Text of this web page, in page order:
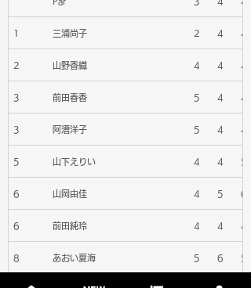
1 三浦尚子 2 4 4
2 山野香織 4 4 4
3 前田春香 5 4 4
3 阿漕洋子 5 4 4
5 山下えりい 4 4 5
6 山岡由佳 4 5 6
6 前田純玲 4 4 4
8 あおい夏海 5 6 5